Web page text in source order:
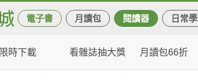
電子書 月讀包 閱讀器 日常學
限時下載 看雜誌抽大獎 月讀包66折